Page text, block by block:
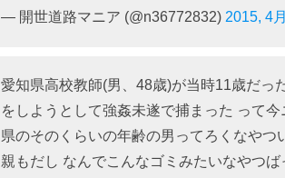
— 開世道路マニア (@n36772832) 2015, 4
愛知県高校教師(男、48歳)が当時11歳だっ
をしようとして強姦未遂で捕まった って
県のそのくらいの年齢の男ってろくなやつ
親もだし なんでこんなゴミみたいなやつば